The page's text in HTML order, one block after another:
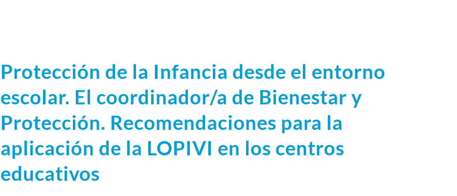
Protección de la Infancia desde el entorno
escolar. El coordinador/a de Bienestar y
Protección. Recomendaciones para la
aplicación de la LOPIVI en los centros
educativos